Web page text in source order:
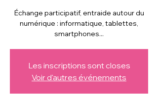
Échange participatif, entraide autour du
numérique : informatique, tablettes,
smartphones...
Les inscriptions sont closes
Voir d'autres événements